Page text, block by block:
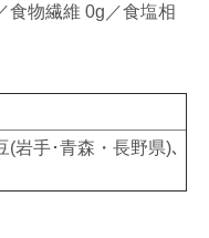
食物繊維 0g／食塩相
岩手･青森・長野県)､